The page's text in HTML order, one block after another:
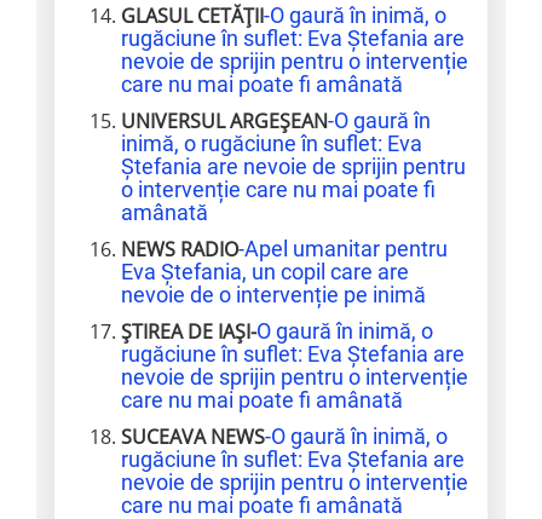
GLASUL CETĂȚII-O gaură în inimă, o
rugăciune în suflet: Eva Ștefania are
nevoie de sprijin pentru o intervenție
care nu mai poate fi amânată
UNIVERSUL ARGEȘEAN-O gaură în
inimă, o rugăciune în suflet: Eva
Ștefania are nevoie de sprijin pentru
o intervenție care nu mai poate fi
amânată
NEWS RADIO-Apel umanitar pentru
Eva Ștefania, un copil care are
nevoie de o intervenție pe inimă
ȘTIREA DE IAȘI-O gaură în inimă, o
rugăciune în suflet: Eva Ștefania are
nevoie de sprijin pentru o intervenție
care nu mai poate fi amânată
SUCEAVA NEWS-O gaură în inimă, o
rugăciune în suflet: Eva Ștefania are
nevoie de sprijin pentru o intervenție
care nu mai poate fi amânată